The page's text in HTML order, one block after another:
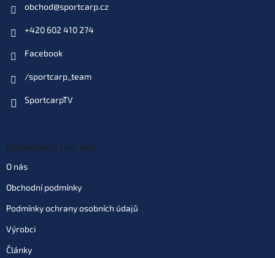
obchod@sportcarp.cz
+420 602 410 274
Facebook
/sportcarp_team
SportcarpTV
Informace pro vás
O nás
Obchodní podmínky
Podmínky ochrany osobních údajů
Výrobci
Články